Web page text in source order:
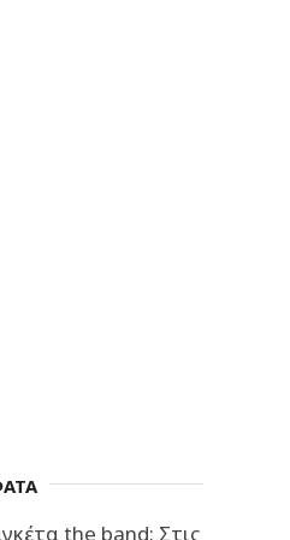
the band: Στις